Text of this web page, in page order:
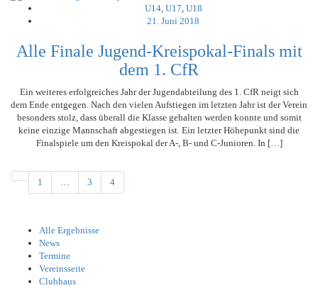
U14, U17, U18
21. Juni 2018
Alle Finale Jugend-Kreispokal-Finals mit
dem 1. CfR
Ein weiteres erfolgreiches Jahr der Jugendabteilung des 1. CfR neigt sich
dem Ende entgegen. Nach den vielen Aufstiegen im letzten Jahr ist der Verein
besonders stolz, dass überall die Klasse gehalten werden konnte und somit
keine einzige Mannschaft abgestiegen ist. Ein letzter Höhepunkt sind die
Finalspiele um den Kreispokal der A-, B- und C-Junioren. In […]
1 … 3 4
Alle Ergebnisse
News
Termine
Vereinsseite
Clubhaus